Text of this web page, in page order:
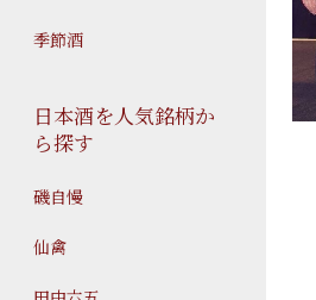
季節酒
日本酒を人気銘柄か
ら探す
磯自慢
仙禽